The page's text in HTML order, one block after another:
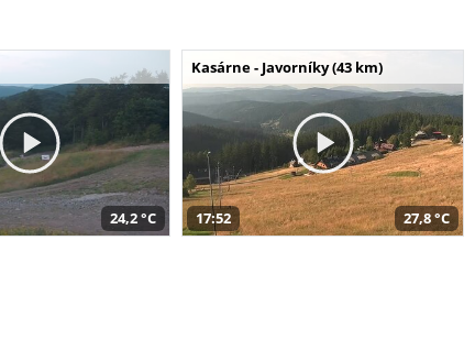
24,2 °C
Kasárne - Javorníky (43 km)
17:52 27,8 °C